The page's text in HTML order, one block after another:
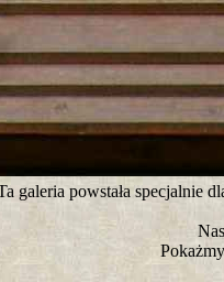
zapraszamy
galeria powstała specjalnie